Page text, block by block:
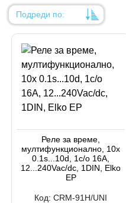
Подреди по:
Име
Код на артикул
Реле за време,
мултифункционално, 10x
0.1s...10d, 1c/o 16A,
12...240Vac/dc, 1DIN, Elko
EP
Код: CRM-91H/UNI